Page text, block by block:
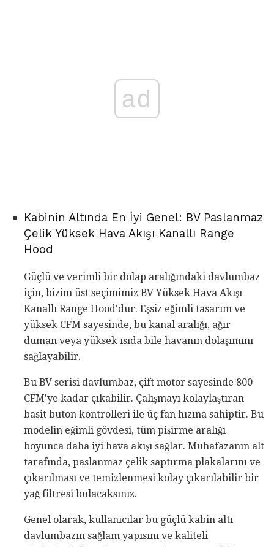
ad
Kabinin Altında En İyi Genel: BV Paslanmaz
Çelik Yüksek Hava Akışı Kanallı Range
Hood
Güçlü ve verimli bir dolap aralığındaki davlumbaz
için, bizim üst seçimimiz BV Yüksek Hava Akışı
Kanallı Range Hood'dur. Eşsiz eğimli tasarım ve
yüksek CFM sayesinde, bu kanal aralığı, ağır
duman veya yüksek ısıda bile havanın dolaşımını
sağlayabilir.
Bu BV serisi davlumbaz, çift motor sayesinde 800
CFM'ye kadar çıkabilir. Çalışmayı kolaylaştıran
basit buton kontrolleri ile üç fan hızına sahiptir. Bu
modelin eğimli gövdesi, tüm pişirme aralığı
boyunca daha iyi hava akışı sağlar. Muhafazanın alt
tarafında, paslanmaz çelik saptırma plakalarını ve
çıkarılması ve temizlenmesi kolay çıkarılabilir bir
yağ filtresi bulacaksınız.
Genel olarak, kullanıcılar bu güçlü kabin altı
davlumbazın sağlam yapısını ve kaliteli